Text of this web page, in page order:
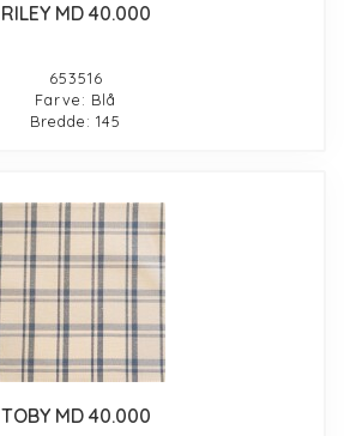
RILEY MD 40.000
653516
Farve: Blå
Bredde: 145
TOBY MD 40.000